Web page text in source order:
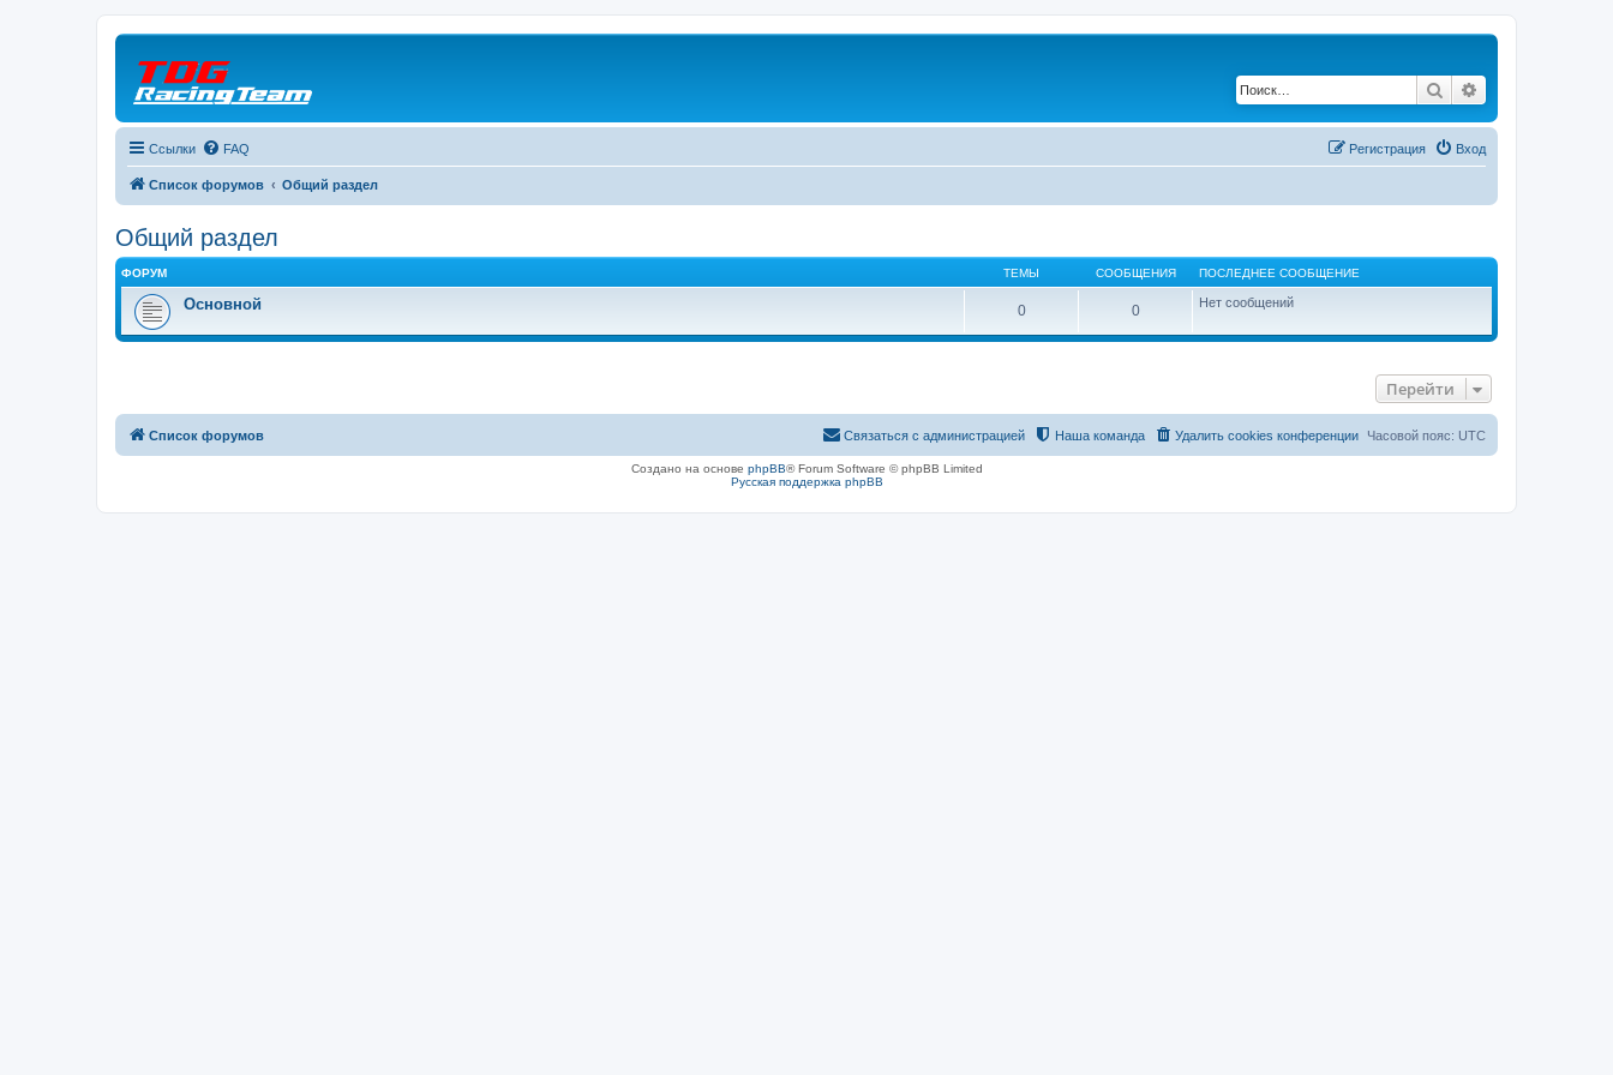
Поиск
Ссылки FAQ Вход
Регистрация
Список форумов Общий раздел
Общий раздел
ФОРУМ ТЕМЫ СООБЩЕНИЯ ПОСЛЕДНЕЕ СООБЩЕНИЕ
Основной 0 0 Нет сообщений
Перейти
Список форумов Часовой пояс: UTC
Удалить cookies конференции
Наша команда
Связаться с администрацией
Создано на основе phpBB® Forum Software © phpBB Limited
Русская поддержка phpBB